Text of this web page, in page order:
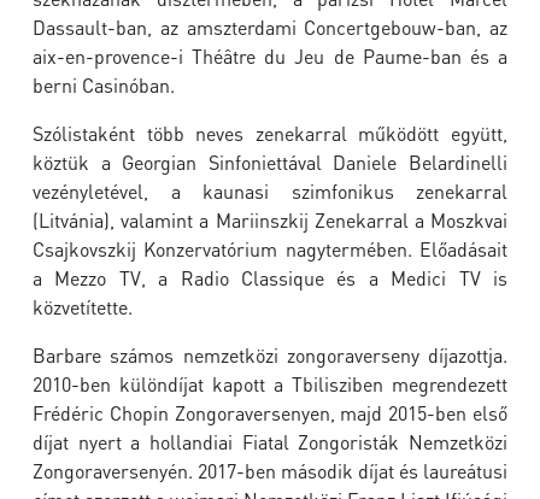
Dassault-ban, az amszterdami Concertgebouw-ban, az
aix-en-provence-i Théâtre du Jeu de Paume-ban és a
berni Casinóban.
Szólistaként több neves zenekarral működött együtt,
köztük a Georgian Sinfoniettával Daniele Belardinelli
vezényletével, a kaunasi szimfonikus zenekarral
(Litvánia), valamint a Mariinszkij Zenekarral a Moszkvai
Csajkovszkij Konzervatórium nagytermében. Előadásait
a Mezzo TV, a Radio Classique és a Medici TV is
közvetítette.
Barbare számos nemzetközi zongoraverseny díjazottja.
2010-ben különdíjat kapott a Tbilisziben megrendezett
Frédéric Chopin Zongoraversenyen, majd 2015-ben első
díjat nyert a hollandiai Fiatal Zongoristák Nemzetközi
Zongoraversenyén. 2017-ben második díjat és laureátusi